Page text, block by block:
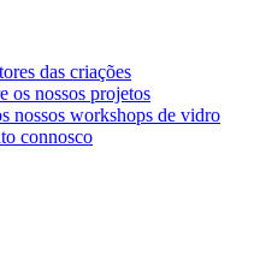
das criações
os nossos projetos
nossos workshops de vidro
connosco